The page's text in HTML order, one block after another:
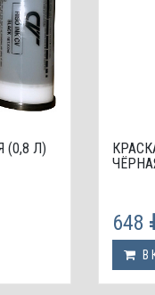
(0,8 Л)
648
В